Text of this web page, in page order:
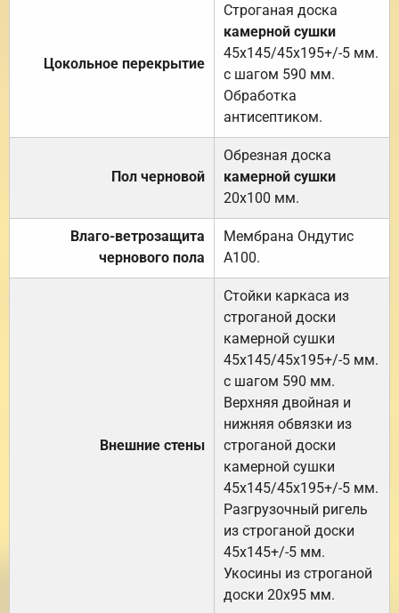
Цокольное перекрытие
Строганая доска
камерной сушки
45х145/45х195+/-5 мм.
с шагом 590 мм.
Обработка
антисептиком.
Пол черновой
Обрезная доска
камерной сушки
20х100 мм.
Влаго-ветрозащита
чернового пола
Мембрана Ондутис
А100.
Внешние стены
Стойки каркаса из
строганой доски
камерной сушки
45х145/45х195+/-5 мм.
с шагом 590 мм.
Верхняя двойная и
нижняя обвязки из
строганой доски
камерной сушки
45х145/45х195+/-5 мм.
Разгрузочный ригель
из строганой доски
45х145+/-5 мм.
Укосины из строганой
доски 20х95 мм.